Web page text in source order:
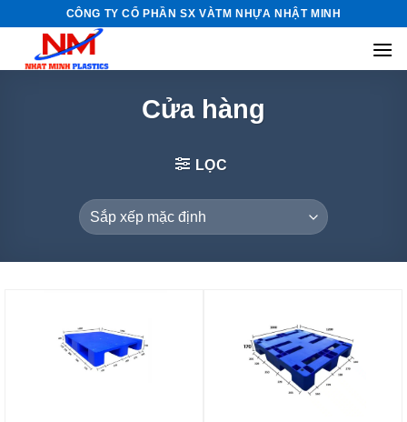
content
CÔNG TY CỔ PHẦN SX VÀTM NHỰA NHẬT MINH
Cửa hàng
LỌC